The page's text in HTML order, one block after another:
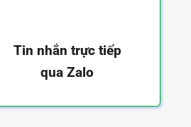
Tin nhắn trực tiếp
qua Zalo